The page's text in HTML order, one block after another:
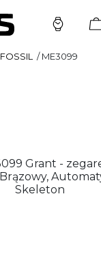
FOSSIL /ME3099